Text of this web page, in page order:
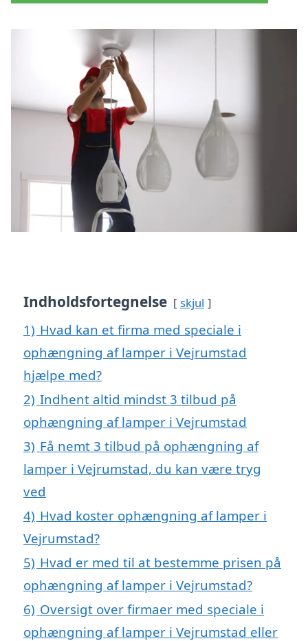
Indholdsfortegnelse skjul
1) Hvad kan et firma med speciale i
ophængning af lamper i Vejrumstad
hjælpe med?
2) Indhent altid mindst 3 tilbud på
ophængning af lamper i Vejrumstad
3) Få nemt 3 tilbud på ophængning af
lamper i Vejrumstad, du kan være tryg
ved
4) Hvad koster ophængning af lamper i
Vejrumstad?
5) Hvad er med til at bestemme prisen på
ophængning af lamper i Vejrumstad?
6) Oversigt over firmaer med speciale i
ophængning af lamper i Vejrumstad eller